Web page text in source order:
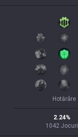
Hotărâre
2.24%
1042 Jocuri